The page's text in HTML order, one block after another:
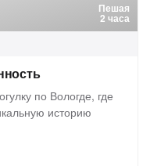
Пешая
2 часа
по Вологде, где
историю